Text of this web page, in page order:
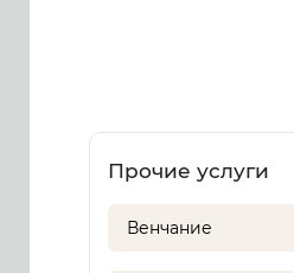
Прочие услуги
Венчание